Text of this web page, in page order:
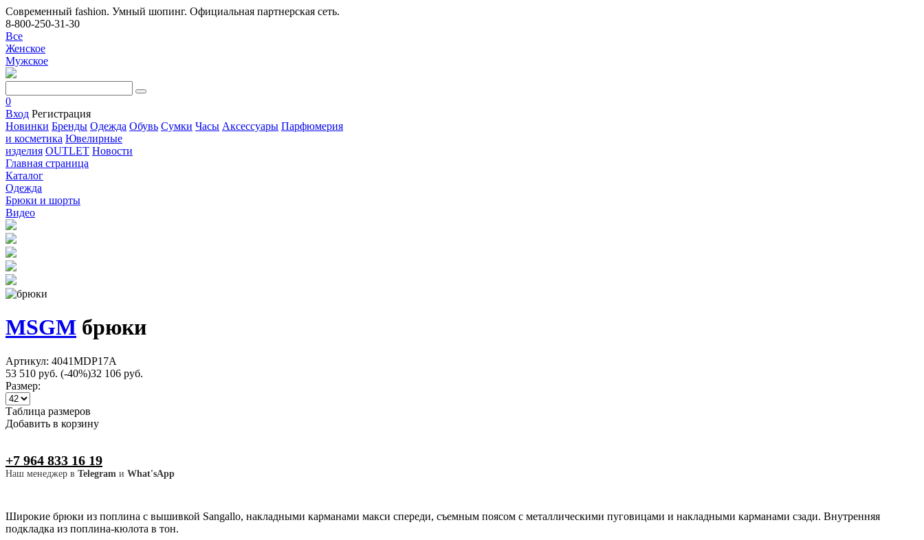
Современный fashion. Умный шопинг. Официальная партнерская сеть.
8-800-250-31-30
Все
Женское
Мужское
0
Вход Регистрация
Новинки Бренды Одежда Обувь Сумки Часы Аксессуары Парфюмерия
и косметика Ювелирные
изделия OUTLET Новости
Главная страница
Каталог
Одежда
Брюки и шорты
Видео
MSGM брюки
Артикул: 4041MDP17A
53 510 руб. (-40%)32 106 руб.
Размер:
Таблица размеров
Добавить в корзину
+7 964 833 16 19
Наш менеджер в Telegram и What'sApp
Широкие брюки из поплина с вышивкой Sangallo, накладными карманами макси спереди, съемным поясом с металлическими пуговицами и накладными карманами сзади. Внутренняя
подкладка из поплина-кюлота в тон.